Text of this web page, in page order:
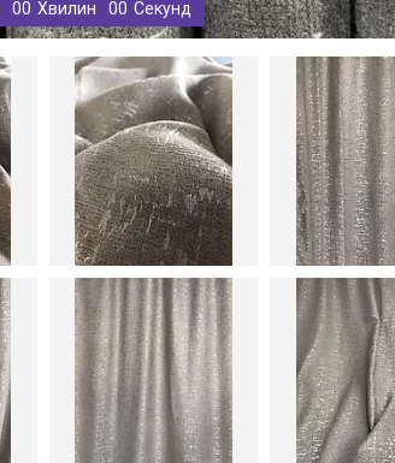
00 Хвилин 00 Секунд